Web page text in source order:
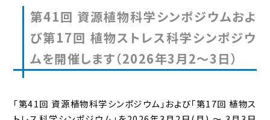
第41回 資源植物科学シンポジウムおよ
び第17回 植物ストレス科学シンポジウ
ムを開催します（2026年3月2～3日）
「第41回 資源植物科学シンポジウム」および「第17回 植物ス